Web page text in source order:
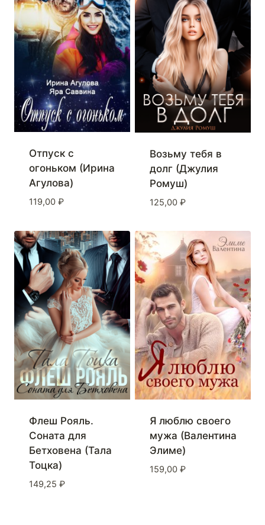
Отпуск с
огоньком (Ирина
Агулова)
119,00 ₽
Возьму тебя в
долг (Джулия
Ромуш)
125,00 ₽
Флеш Рояль.
Соната для
Бетховена (Тала
Тоцка)
149,25 ₽
Я люблю своего
мужа (Валентина
Элиме)
159,00 ₽